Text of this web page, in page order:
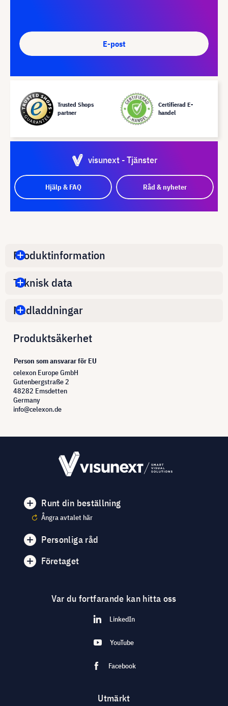
E-post
Trusted Shops
partner
Certifierad E-
handel
visunext - Tjänster
Hjälp & FAQ Råd & nyheter
Produktinformation
Teknisk data
Nedladdningar
Produktsäkerhet
Person som ansvarar för EU
celexon Europe GmbH
Gutenbergstraße 2
48282 Emsdetten
Germany
info@celexon.de
Runt din beställning
Ångra avtalet här
Personliga råd
Företaget
Var du fortfarande kan hitta oss
LinkedIn
YouTube
Facebook
Utmärkt